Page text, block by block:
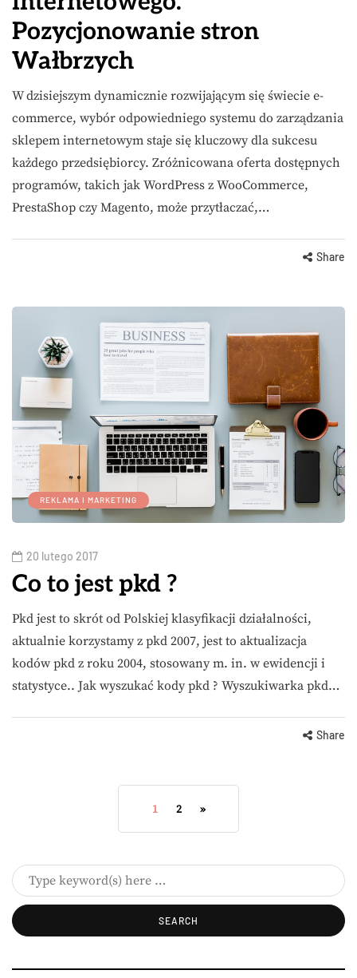
Pozycjonowanie stron
Wałbrzych
W dzisiejszym dynamicznie rozwijającym się świecie e-
commerce, wybór odpowiedniego systemu do zarządzania
sklepem internetowym staje się kluczowy dla sukcesu
każdego przedsiębiorcy. Zróżnicowana oferta dostępnych
programów, takich jak WordPress z WooCommerce,
PrestaShop czy Magento, może przytłaczać,…
Share
REKLAMA I MARKETING
20 lutego 2017
Co to jest pkd ?
Pkd jest to skrót od Polskiej klasyfikacji działalności,
aktualnie korzystamy z pkd 2007, jest to aktualizacja
kodów pkd z roku 2004, stosowany m. in. w ewidencji i
statystyce.. Jak wyszukać kody pkd ? Wyszukiwarka pkd…
Share
1 2 »